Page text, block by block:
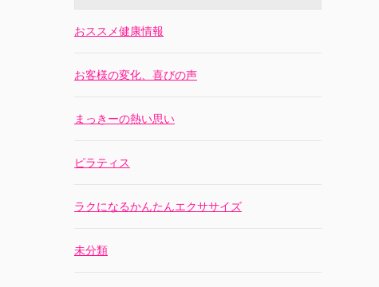
おススメ健康情報
お客様の変化、喜びの声
まっきーの熱い思い
ピラティス
ラクになるかんたんエクササイズ
未分類